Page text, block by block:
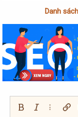
Danh
Bold In nghiêngThêm tùy